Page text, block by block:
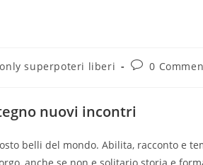
superpoteri liberi 0
nuovi incontri
belli del mondo. Abilita, racconto e